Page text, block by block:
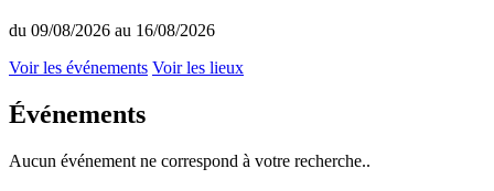
du 09/08/2026 au 16/08/2026
Voir les événements Voir les lieux
Événements
Aucun événement ne correspond à votre recherche..